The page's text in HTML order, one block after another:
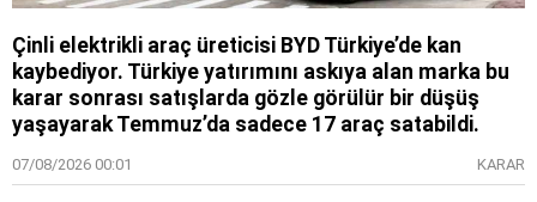
Çinli elektrikli araç üreticisi BYD Türkiye’de kan
kaybediyor. Türkiye yatırımını askıya alan marka bu
karar sonrası satışlarda gözle görülür bir düşüş
yaşayarak Temmuz’da sadece 17 araç satabildi.
07/08/2026 00:01 KARAR